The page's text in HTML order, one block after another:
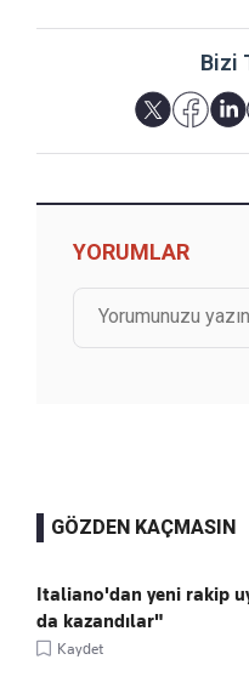
Bizi
YORUMLAR
GÖZDEN KAÇMASIN
Italiano'dan yeni rakip
da kazandılar"
Kaydet